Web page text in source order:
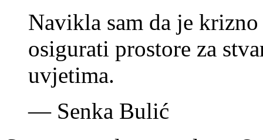
Navikla sam da je
osigurati prostore za
uvjetima.
—Senka Bulić